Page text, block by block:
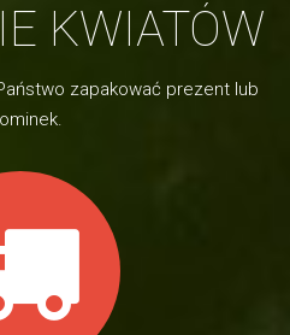
KWIATÓW
zapakować prezent lub